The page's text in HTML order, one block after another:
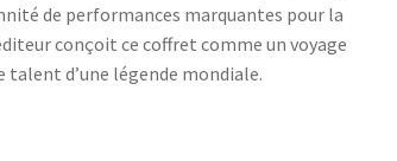
de performances marquantes pour la
conçoit ce coffret comme un voyage
d’une légende mondiale.